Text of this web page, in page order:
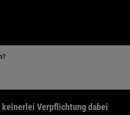
keinerlei Verpflichtung dabei